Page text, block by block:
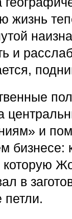
жизнь
и
и
бизнесе:
которую
в